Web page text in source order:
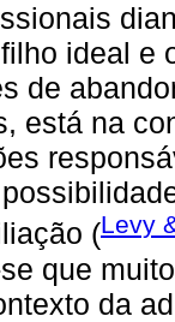
ideal e
de
está na
(Levy
que
da